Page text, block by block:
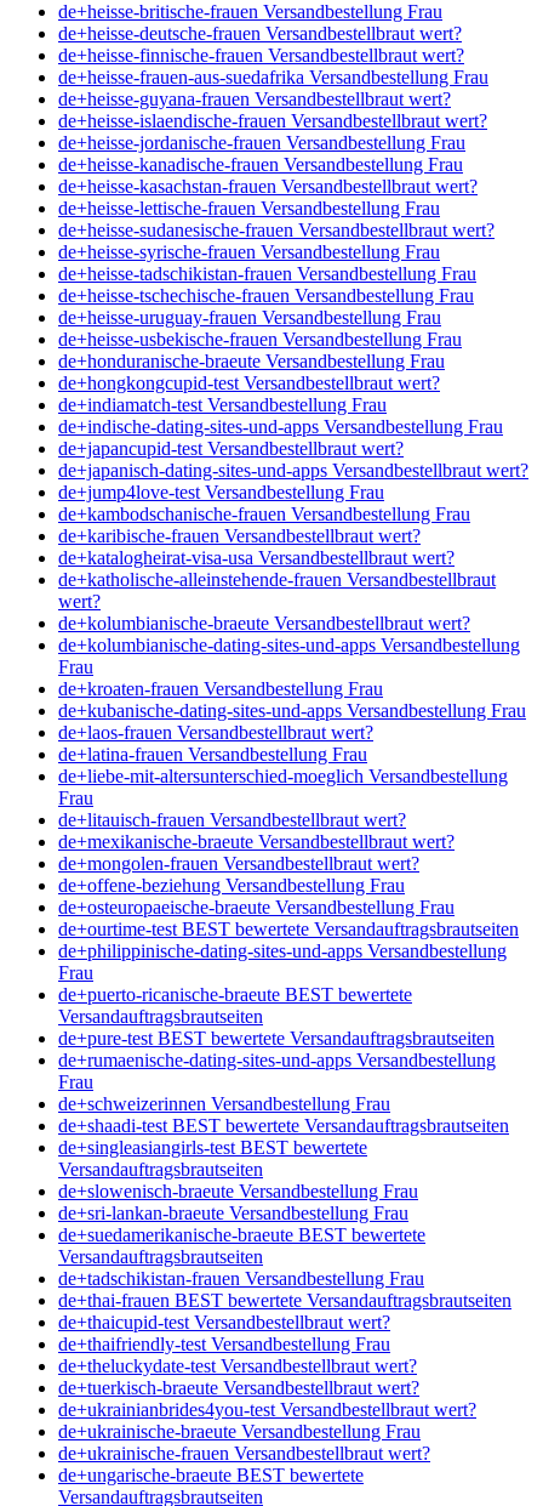
de+heisse-britische-frauen Versandbestellung Frau
de+heisse-deutsche-frauen Versandbestellbraut wert?
de+heisse-finnische-frauen Versandbestellbraut wert?
de+heisse-frauen-aus-suedafrika Versandbestellung Frau
de+heisse-guyana-frauen Versandbestellbraut wert?
de+heisse-islaendische-frauen Versandbestellbraut wert?
de+heisse-jordanische-frauen Versandbestellung Frau
de+heisse-kanadische-frauen Versandbestellung Frau
de+heisse-kasachstan-frauen Versandbestellbraut wert?
de+heisse-lettische-frauen Versandbestellung Frau
de+heisse-sudanesische-frauen Versandbestellbraut wert?
de+heisse-syrische-frauen Versandbestellung Frau
de+heisse-tadschikistan-frauen Versandbestellung Frau
de+heisse-tschechische-frauen Versandbestellung Frau
de+heisse-uruguay-frauen Versandbestellung Frau
de+heisse-usbekische-frauen Versandbestellung Frau
de+honduranische-braeute Versandbestellung Frau
de+hongkongcupid-test Versandbestellbraut wert?
de+indiamatch-test Versandbestellung Frau
de+indische-dating-sites-und-apps Versandbestellung Frau
de+japancupid-test Versandbestellbraut wert?
de+japanisch-dating-sites-und-apps Versandbestellbraut wert?
de+jump4love-test Versandbestellung Frau
de+kambodschanische-frauen Versandbestellung Frau
de+karibische-frauen Versandbestellbraut wert?
de+katalogheirat-visa-usa Versandbestellbraut wert?
de+katholische-alleinstehende-frauen Versandbestellbraut
wert?
de+kolumbianische-braeute Versandbestellbraut wert?
de+kolumbianische-dating-sites-und-apps Versandbestellung
Frau
de+kroaten-frauen Versandbestellung Frau
de+kubanische-dating-sites-und-apps Versandbestellung Frau
de+laos-frauen Versandbestellbraut wert?
de+latina-frauen Versandbestellung Frau
de+liebe-mit-altersunterschied-moeglich Versandbestellung
Frau
de+litauisch-frauen Versandbestellbraut wert?
de+mexikanische-braeute Versandbestellbraut wert?
de+mongolen-frauen Versandbestellbraut wert?
de+offene-beziehung Versandbestellung Frau
de+osteuropaeische-braeute Versandbestellung Frau
de+ourtime-test BEST bewertete Versandauftragsbrautseiten
de+philippinische-dating-sites-und-apps Versandbestellung
Frau
de+puerto-ricanische-braeute BEST bewertete
Versandauftragsbrautseiten
de+pure-test BEST bewertete Versandauftragsbrautseiten
de+rumaenische-dating-sites-und-apps Versandbestellung
Frau
de+schweizerinnen Versandbestellung Frau
de+shaadi-test BEST bewertete Versandauftragsbrautseiten
de+singleasiangirls-test BEST bewertete
Versandauftragsbrautseiten
de+slowenisch-braeute Versandbestellung Frau
de+sri-lankan-braeute Versandbestellung Frau
de+suedamerikanische-braeute BEST bewertete
Versandauftragsbrautseiten
de+tadschikistan-frauen Versandbestellung Frau
de+thai-frauen BEST bewertete Versandauftragsbrautseiten
de+thaicupid-test Versandbestellbraut wert?
de+thaifriendly-test Versandbestellung Frau
de+theluckydate-test Versandbestellbraut wert?
de+tuerkisch-braeute Versandbestellbraut wert?
de+ukrainianbrides4you-test Versandbestellbraut wert?
de+ukrainische-braeute Versandbestellung Frau
de+ukrainische-frauen Versandbestellbraut wert?
de+ungarische-braeute BEST bewertete
Versandauftragsbrautseiten